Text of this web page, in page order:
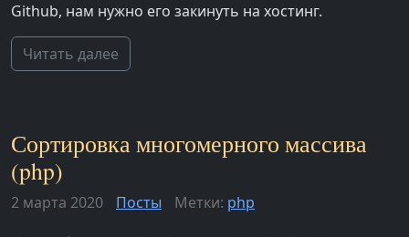
Github, нам нужно его закинуть на хостинг.
Читать далее
Сортировка многомерного массива
(php)
2 марта 2020 Посты Метки: php